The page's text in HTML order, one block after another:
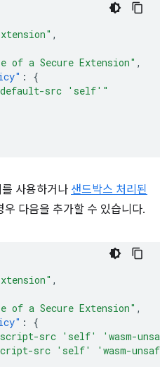
,
of a Secure Extension" ,
:
{
src 'self'"
사용하거나 샌드박스 처리된
다음을 추가할 수 있습니다.
,
of a Secure Extension" ,
:
{
src 'self' 'wasm-
src 'self' 'wasm-